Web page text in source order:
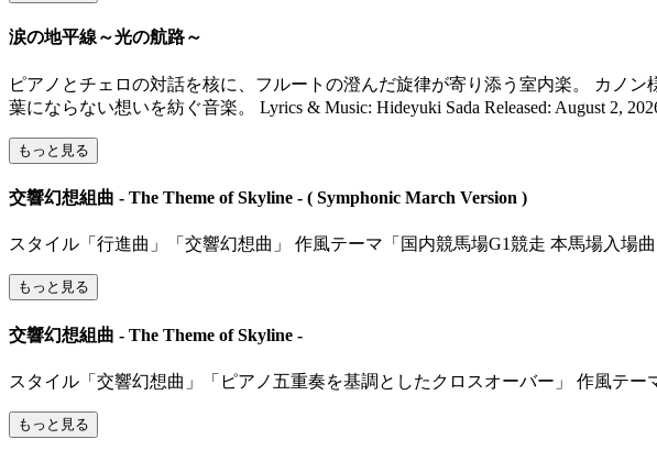
涙の地平線～光の航路～
ピアノとチェロの対話を核に、フルートの澄んだ旋律が寄り添う室内楽。 カノ
葉にならない想いを紡ぐ音楽。 Lyrics & Music: Hideyuki Sada Released: August 2,
もっと見る
交響幻想組曲 - The Theme of Skyline - ( Symphonic March Version )
スタイル「行進曲」「交響幻想曲」 作風テーマ「国内競馬場G1競走 本馬場入場
もっと見る
交響幻想組曲 - The Theme of Skyline -
スタイル「交響幻想曲」「ピアノ五重奏を基調としたクロスオーバー」 作風テ
もっと見る